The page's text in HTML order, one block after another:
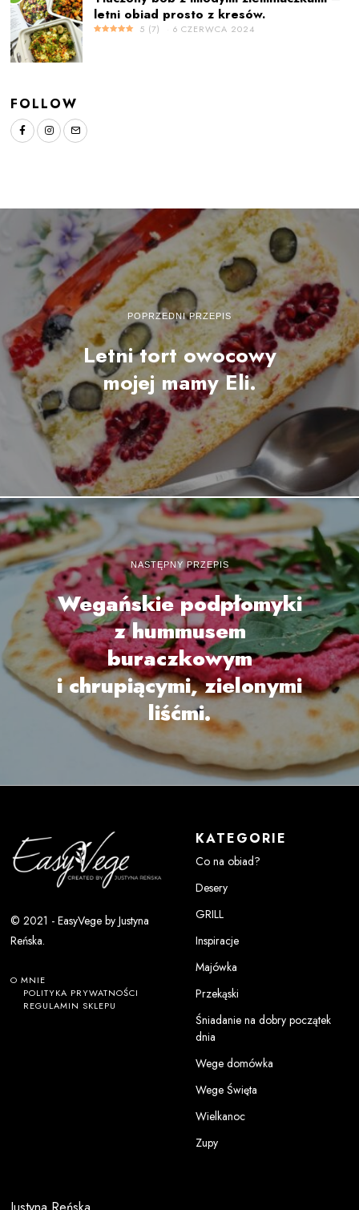
letni obiad prosto z kresów.
5 (7) 6 CZERWCA 2024
FOLLOW
POPRZEDNI PRZEPIS
Letni tort owocowy
mojej mamy Eli.
NASTĘPNY PRZEPIS
Wegańskie podpłomyki
z hummusem
buraczkowym
i chrupiącymi, zielonymi
liśćmi.
© 2021 - EasyVege by Justyna
Reńska.
O MNIE
POLITYKA PRYWATNOŚCI
REGULAMIN SKLEPU
KATEGORIE
Co na obiad?
Desery
GRILL
Inspiracje
Majówka
Przekąski
Śniadanie na dobry początek
dnia
Wege domówka
Wege Święta
Wielkanoc
Zupy